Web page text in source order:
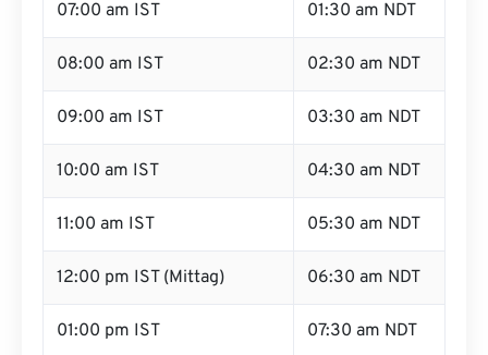
07:00 am IST 01:30 am NDT
08:00 am IST 02:30 am NDT
09:00 am IST 03:30 am NDT
10:00 am IST 04:30 am NDT
11:00 am IST 05:30 am NDT
12:00 pm IST (Mittag) 06:30 am NDT
01:00 pm IST 07:30 am NDT